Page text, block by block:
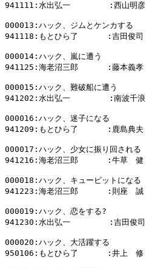
941111:水出弘一        :西山
000013:ハック、ジムとケンカする
941118:もとひら了      :吉田
000014:ハック、嵐に遭う
941125:海老沼三郎      :藤本
000015:ハック、難破船に遭う
941202:水出弘一        :南波
000016:ハック、迷子になる
941209:もとひら了      :鹿島
000017:ハック、少女に振り回される
941216:海老沼三郎      :牛草
000018:ハック、キューピットになる
941223:海老沼三郎      :則座
000019:ハック、恋をする?
941230:水出弘一        :吉田
000020:ハック、大活躍する
950106:もとひら了      :井上